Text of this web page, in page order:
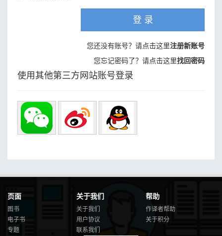
登 录
您还没有账号？请点击这里注册新账号
您忘记密码了？请点击这里找回密码
使用其他第三方网站账号登录
页面
图书
电子书
专题
关于我们
关于我们
用户协议
联系我们
帮助
作译者帮助
关于积分